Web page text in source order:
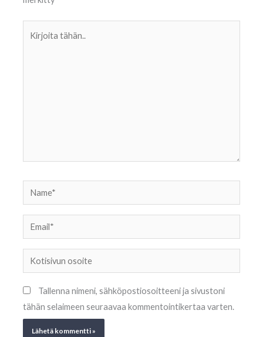
tähän..
Name*
Email*
Kotisivun
osoite
Tallenna nimeni, sähköpostiosoitteeni ja sivustoni
tähän selaimeen seuraavaa kommentointikertaa varten.